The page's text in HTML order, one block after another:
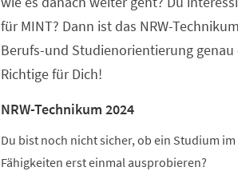
für MINT? Dann ist das NRW-
Berufs-und Studienorientierung genau
Richtige für Dich!
NRW-Technikum 2024
Du bist noch nicht sicher, ob ein Studium
Fähigkeiten erst einmal ausprobieren?